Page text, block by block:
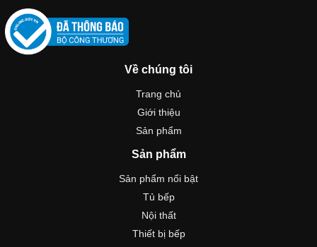
Về chúng tôi
Trang chủ
Giới thiệu
Sản phẩm
Sản phẩm
Sản phẩm nổi bật
Tủ bếp
Nội thất
Thiết bị bếp